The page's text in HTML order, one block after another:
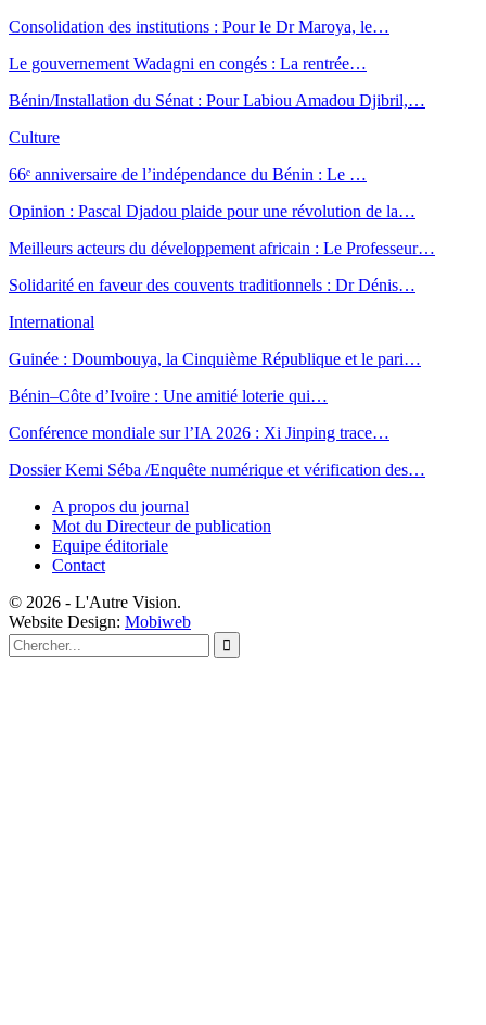
Consolidation des institutions : Pour le Dr Maroya, le…
Le gouvernement Wadagni en congés : La rentrée…
Bénin/Installation du Sénat : Pour Labiou Amadou Djibril,…
Culture
66ᵉ anniversaire de l’indépendance du Bénin : Le …
Opinion : Pascal Djadou plaide pour une révolution de la…
Meilleurs acteurs du développement africain : Le Professeur…
Solidarité en faveur des couvents traditionnels : Dr Dénis…
International
Guinée : Doumbouya, la Cinquième République et le pari…
Bénin–Côte d’Ivoire : Une amitié loterie qui…
Conférence mondiale sur l’IA 2026 : Xi Jinping trace…
Dossier Kemi Séba /Enquête numérique et vérification des…
A propos du journal
Mot du Directeur de publication
Equipe éditoriale
Contact
© 2026 - L'Autre Vision.
Website Design: Mobiweb